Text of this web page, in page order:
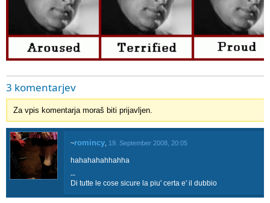
3 komentarjev
Za vpis komentarja moraš biti prijavljen.
~romincy 19. September 2008, 20:05
hahahahahhahha
--
Di tutte le cose sicure la piu' certa e' il dubbio